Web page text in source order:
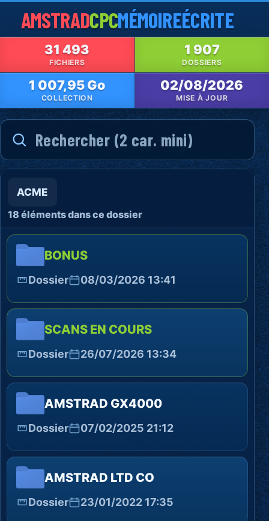
AMSTRADCPCMÉMOIREÉCRITE
31 493
FICHIERS
1 907
DOSSIERS
1 007,95 Go
COLLECTION
02/08/2026
MISE À JOUR
ACME
18 éléments dans ce dossier
BONUS
Dossier 08/03/2026 13:41
SCANS EN COURS
Dossier 26/07/2026 13:34
AMSTRAD GX4000
Dossier 07/02/2025 21:12
AMSTRAD LTD CO
Dossier 23/01/2022 17:35